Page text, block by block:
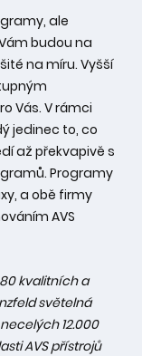
ale
budou na
na míru. Vyšší
Vás. V rámci
jedinec to, co
až překvapivě s
Programy
a obě firmy
AVS
kvalitních a
světelná
12.000
AVS přístrojů